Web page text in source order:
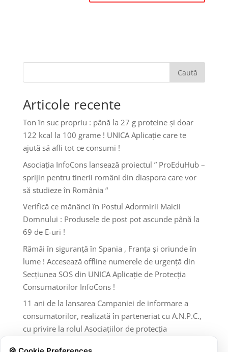
Caută
Articole recente
Ton în suc propriu : până la 27 g proteine și doar
122 kcal la 100 grame ! UNICA Aplicație care te
ajută să afli tot ce consumi !
Asociația InfoCons lansează proiectul ” ProEduHub –
sprijin pentru tinerii români din diaspora care vor
să studieze în România “
Verifică ce mănânci în Postul Adormirii Maicii
Domnului : Produsele de post pot ascunde până la
69 de E-uri !
Rămâi în siguranță în Spania , Franța și oriunde în
lume ! Accesează offline numerele de urgență din
Secțiunea SOS din UNICA Aplicație de Protecția
Consumatorilor InfoCons !
11 ani de la lansarea Campaniei de informare a
consumatorilor, realizată în parteneriat cu A.N.P.C.,
cu privire la rolul Asociațiilor de protecția